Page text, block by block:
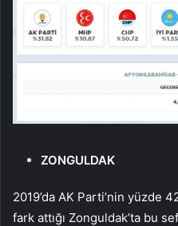
ZONGULDAK
2019’da AK Parti’nin yüzde
fark attığı Zonguldak’ta bu